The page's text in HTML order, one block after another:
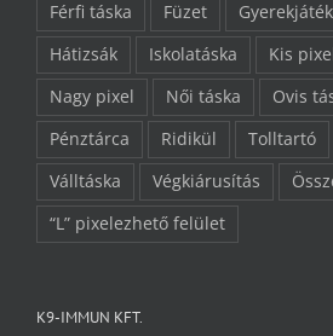
Férfi táska
Füzet Gyerekjáték
Hátizsák
Iskolatáska Kis
Nagy pixel
Női táska Ovis
Pénztárca
Ridikül Tolltartó
Válltáska
Végkiárusítás
“L” pixelezhető felület
K9-IMMUN KFT.